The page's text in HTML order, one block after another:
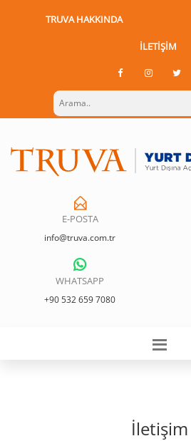
TRUVA HAKKINDA
İLETIŞIM
E-POSTA
info@truva.com.tr
WHATSAPP
+90 532 659 7080
İletişim